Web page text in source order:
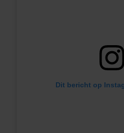
Dit bericht op